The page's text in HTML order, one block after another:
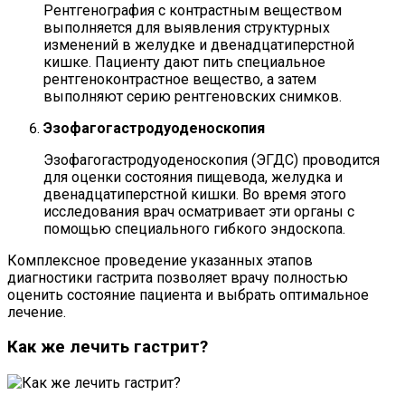
Рентгенография с контрастным веществом
выполняется для выявления структурных
изменений в желудке и двенадцатиперстной
кишке. Пациенту дают пить специальное
рентгеноконтрастное вещество, а затем
выполняют серию рентгеновских снимков.
Эзофагогастродуоденоскопия
Эзофагогастродуоденоскопия (ЭГДС) проводится
для оценки состояния пищевода, желудка и
двенадцатиперстной кишки. Во время этого
исследования врач осматривает эти органы с
помощью специального гибкого эндоскопа.
Комплексное проведение указанных этапов
диагностики гастрита позволяет врачу полностью
оценить состояние пациента и выбрать оптимальное
лечение.
Как же лечить гастрит?